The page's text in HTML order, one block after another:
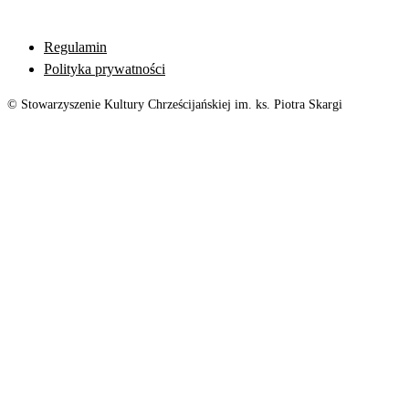
Regulamin
Polityka prywatności
© Stowarzyszenie Kultury Chrześcijańskiej im. ks. Piotra Skargi